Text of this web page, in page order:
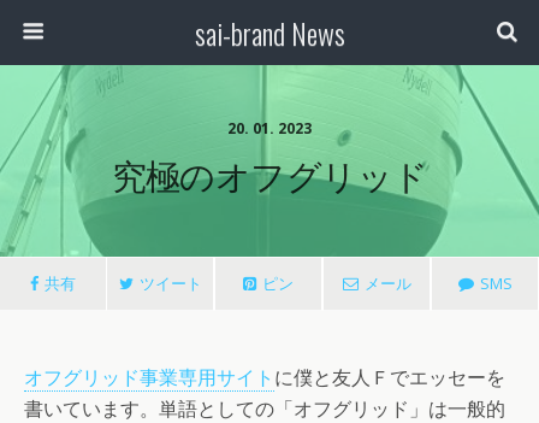
sai-brand News
20. 01. 2023
究極のオフグリッド
共有 ツイート ピン メール SMS
オフグリッド事業専用サイト に僕と友人Ｆでエッセーを
書いています。単語としての「オフグリッド」は一般的